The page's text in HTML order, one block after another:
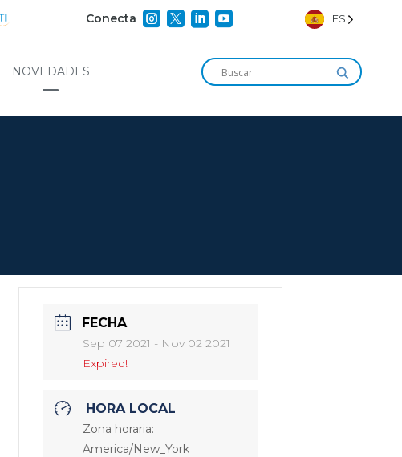
Conecta     ES
NOVEDADES
FECHA
Sep 07 2021 - Nov 02 2021
Expired!
HORA LOCAL
Zona horaria:
America/New_York